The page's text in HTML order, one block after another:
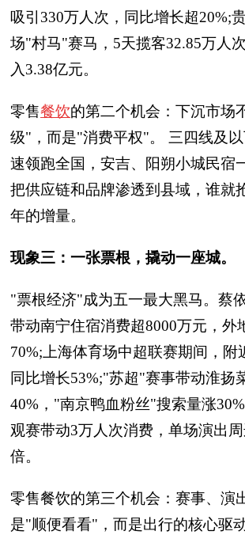
吸引330万人次，同比增长超20%;
场"村马"赛马，5天揽客32.85万人
入3.38亿元。
零售餐饮的第二个机会：下沉市场
级"，而是"消费平权"。 三四线及
速领跑全国，安吉、阳朔小城民宿
把供应链和品牌渗透到县域，谁就
年的增量。
现象三：一张票根，撬动一座城。
"票根经济"成为五一最大黑马。蔡
带动南宁住宿消费超8000万元，外
70%;上海体育场中超联赛期间，附
同比增长53%;"苏超"赛事带动淮扬
40%，"南京鸭血粉丝"搜索量涨
观赛带动3万人次消费，单场演出
倍。
零售餐饮的第三个机会：赛事、演
是"顺便看看"，而是出行的核心驱